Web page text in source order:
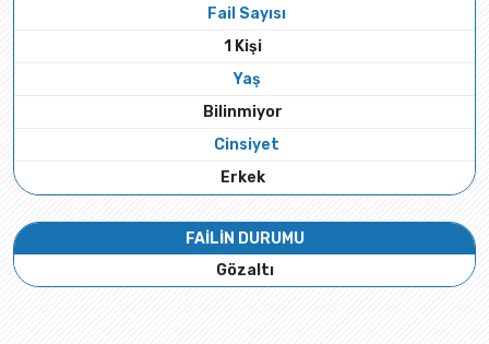
Fail Sayısı
1 Kişi
Yaş
Bilinmiyor
Cinsiyet
Erkek
FAİLİN DURUMU
Gözaltı